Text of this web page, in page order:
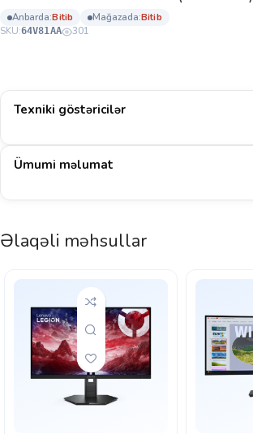
anbarda: bi̇ti̇b mağazada: bi̇ti̇b
SKU:64V81AA 301
Texniki göstəricilər
Ümumi məlumat
Əlaqəli məhsullar